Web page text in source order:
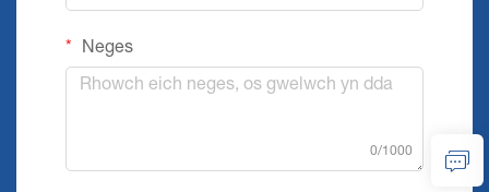
Neges
0/1000